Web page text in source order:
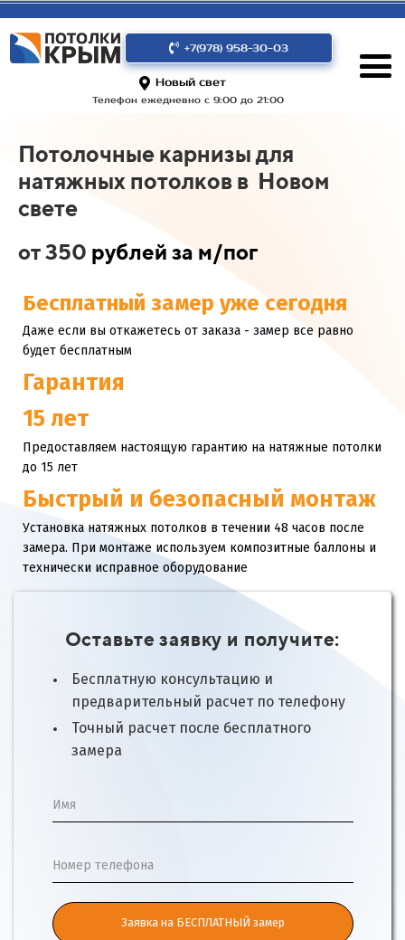
+7(978) 958-30-03
Новый свет
Телефон ежедневно с 9:00 до 21:00
Потолочные карнизы для
натяжных потолков в Новом
свете
от 350 рублей за м/пог
Бесплатный замер уже сегодня
Даже если вы откажетесь от заказа - замер все равно
будет бесплатным
Гарантия
15 лет
Предоставляем настоящую гарантию на натяжные потолки
до 15 лет
Быстрый и безопасный монтаж
Установка натяжных потолков в течении 48 часов после
замера. При монтаже используем композитные баллоны и
технически исправное оборудование
Оставьте заявку и получите:
Бесплатную консультацию и
предварительный расчет по телефону
Точный расчет после бесплатного
замера
Имя
Номер телефона
Заявка на БЕСПЛАТНЫЙ замер